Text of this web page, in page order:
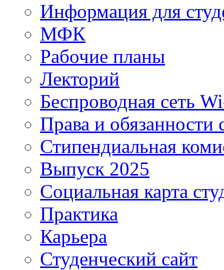
Информация для
МФК
Рабочие планы
Лекторий
Беспроводная сеть
Права и обязанности
Стипендиальная
Выпуск 2025
Социальная карта
Практика
Карьера
Студенческий сайт